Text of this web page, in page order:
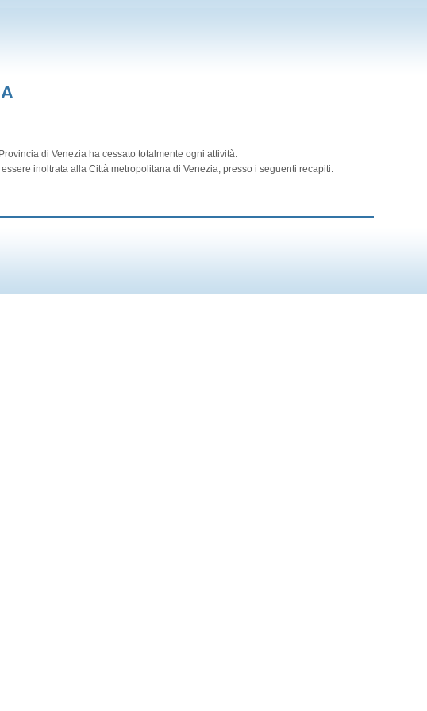
di Venezia ha cessato totalmente ogni attività.
inoltrata alla Città metropolitana di Venezia, presso i seguenti recapiti: